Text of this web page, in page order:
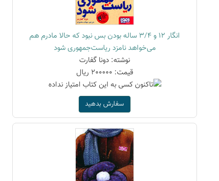
انگار 12 و 3/4 ساله بودن بس نبود که حالا مادرم هم
می‌خواهد نامزد ریاست‌جمهوری شود
نوشته: دونا گفارت
قیمت: 200000 ریال
سفارش بدهید